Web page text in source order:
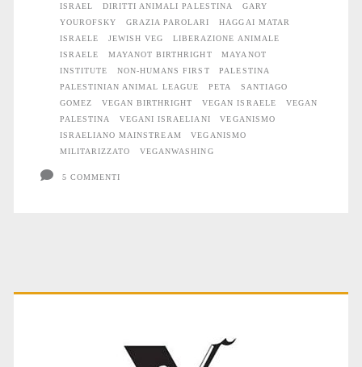
ISRAEL
DIRITTI ANIMALI PALESTINA
GARY
YOUROFSKY
GRAZIA PAROLARI
HAGGAI MATAR
ISRAELE
JEWISH VEG
LIBERAZIONE ANIMALE
ISRAELE
MAYANOT BIRTHRIGHT
MAYANOT
INSTITUTE
NON-HUMANS FIRST
PALESTINA
PALESTINIAN ANIMAL LEAGUE
PETA
SANTIAGO
GOMEZ
VEGAN BIRTHRIGHT VEGAN ISRAELE
VEGAN
PALESTINA
VEGANI ISRAELIANI
VEGANISMO
ISRAELIANO MAINSTREAM
VEGANISMO
MILITARIZZATO
VEGANWASHING
5 COMMENTI
Primary